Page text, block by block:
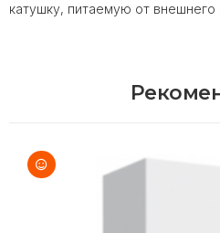
катушку, питаемую от внешнего